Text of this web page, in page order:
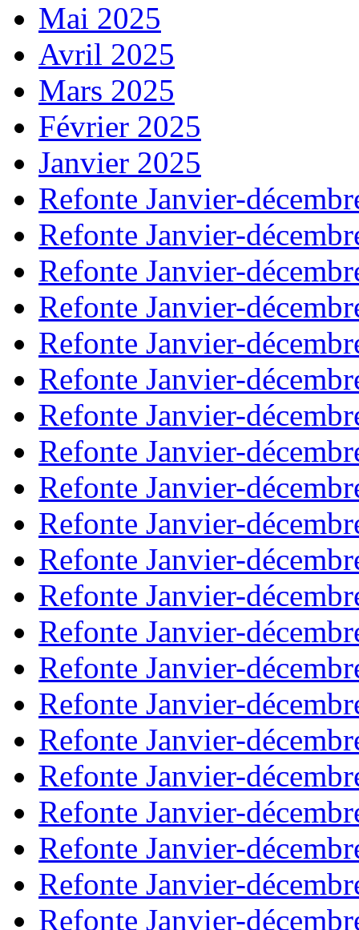
Mai 2025
Avril 2025
Mars 2025
Février 2025
Janvier 2025
Refonte Janvier-
Refonte Janvier-
Refonte Janvier-
Refonte Janvier-
Refonte Janvier-
Refonte Janvier-
Refonte Janvier-
Refonte Janvier-
Refonte Janvier-
Refonte Janvier-
Refonte Janvier-
Refonte Janvier-
Refonte Janvier-
Refonte Janvier-
Refonte Janvier-
Refonte Janvier-
Refonte Janvier-
Refonte Janvier-
Refonte Janvier-
Refonte Janvier-
Refonte Janvier-